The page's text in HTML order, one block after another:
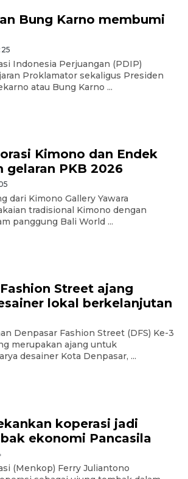
Bung Karno membumi
Indonesia Perjuangan (PDIP)
Proklamator sekaligus Presiden
atau Bung Karno ...
Kimono dan Endek
gelaran PKB 2026
dari Kimono Gallery Yawara
tradisional Kimono dengan
panggung Bali World ...
Street ajang
lokal berkelanjutan
Denpasar Fashion Street (DFS) Ke-3
merupakan ajang untuk
desainer Kota Denpasar, ...
koperasi jadi
ekonomi Pancasila
(Menkop) Ferry Juliantono